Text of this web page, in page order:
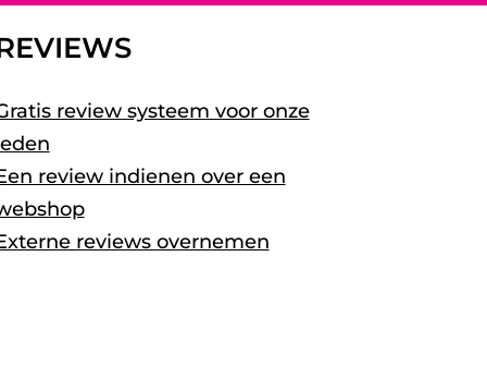
review systeem voor onze
review indienen over een
reviews overnemen